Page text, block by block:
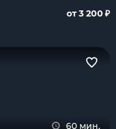
от 3 200 ₽
60 мин.